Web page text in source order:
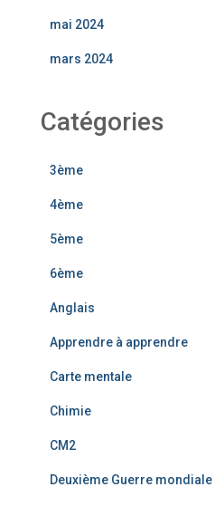
mai 2024
mars 2024
Catégories
3ème
4ème
5ème
6ème
Anglais
Apprendre à apprendre
Carte mentale
Chimie
CM2
Deuxième Guerre mondiale